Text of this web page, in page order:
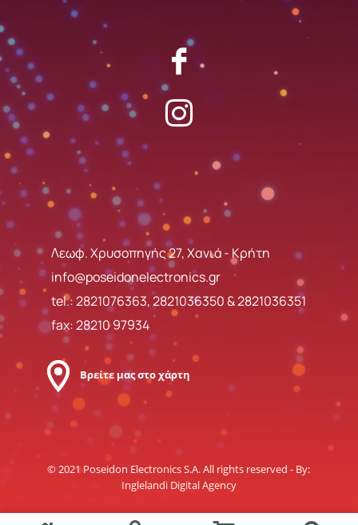
Λεωφ. Χρυσοπηγής 27, Χανιά - Κρήτη
info@poseidonelectronics.gr
tel.:2821076363,2821036350&2821036351
fax: 28210 97934
Βρείτε μας στο χάρτη
© 2021 Poseidon Electronics S.A. All rights reserved - By:
Inglelandi Digital Agency